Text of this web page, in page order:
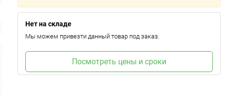
Нет на складе
Мы можем привезти данный товар под заказ.
Посмотреть цены и сроки